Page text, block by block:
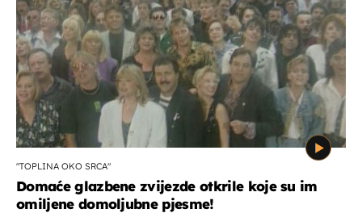
"TOPLINA OKO SRCA"
Domaće glazbene zvijezde otkrile koje su im
omiljene domoljubne pjesme!